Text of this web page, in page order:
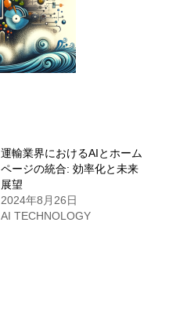
運輸業界におけるAIとホーム
ページの統合: 効率化と未来
展望
2024年8月26日
AI TECHNOLOGY